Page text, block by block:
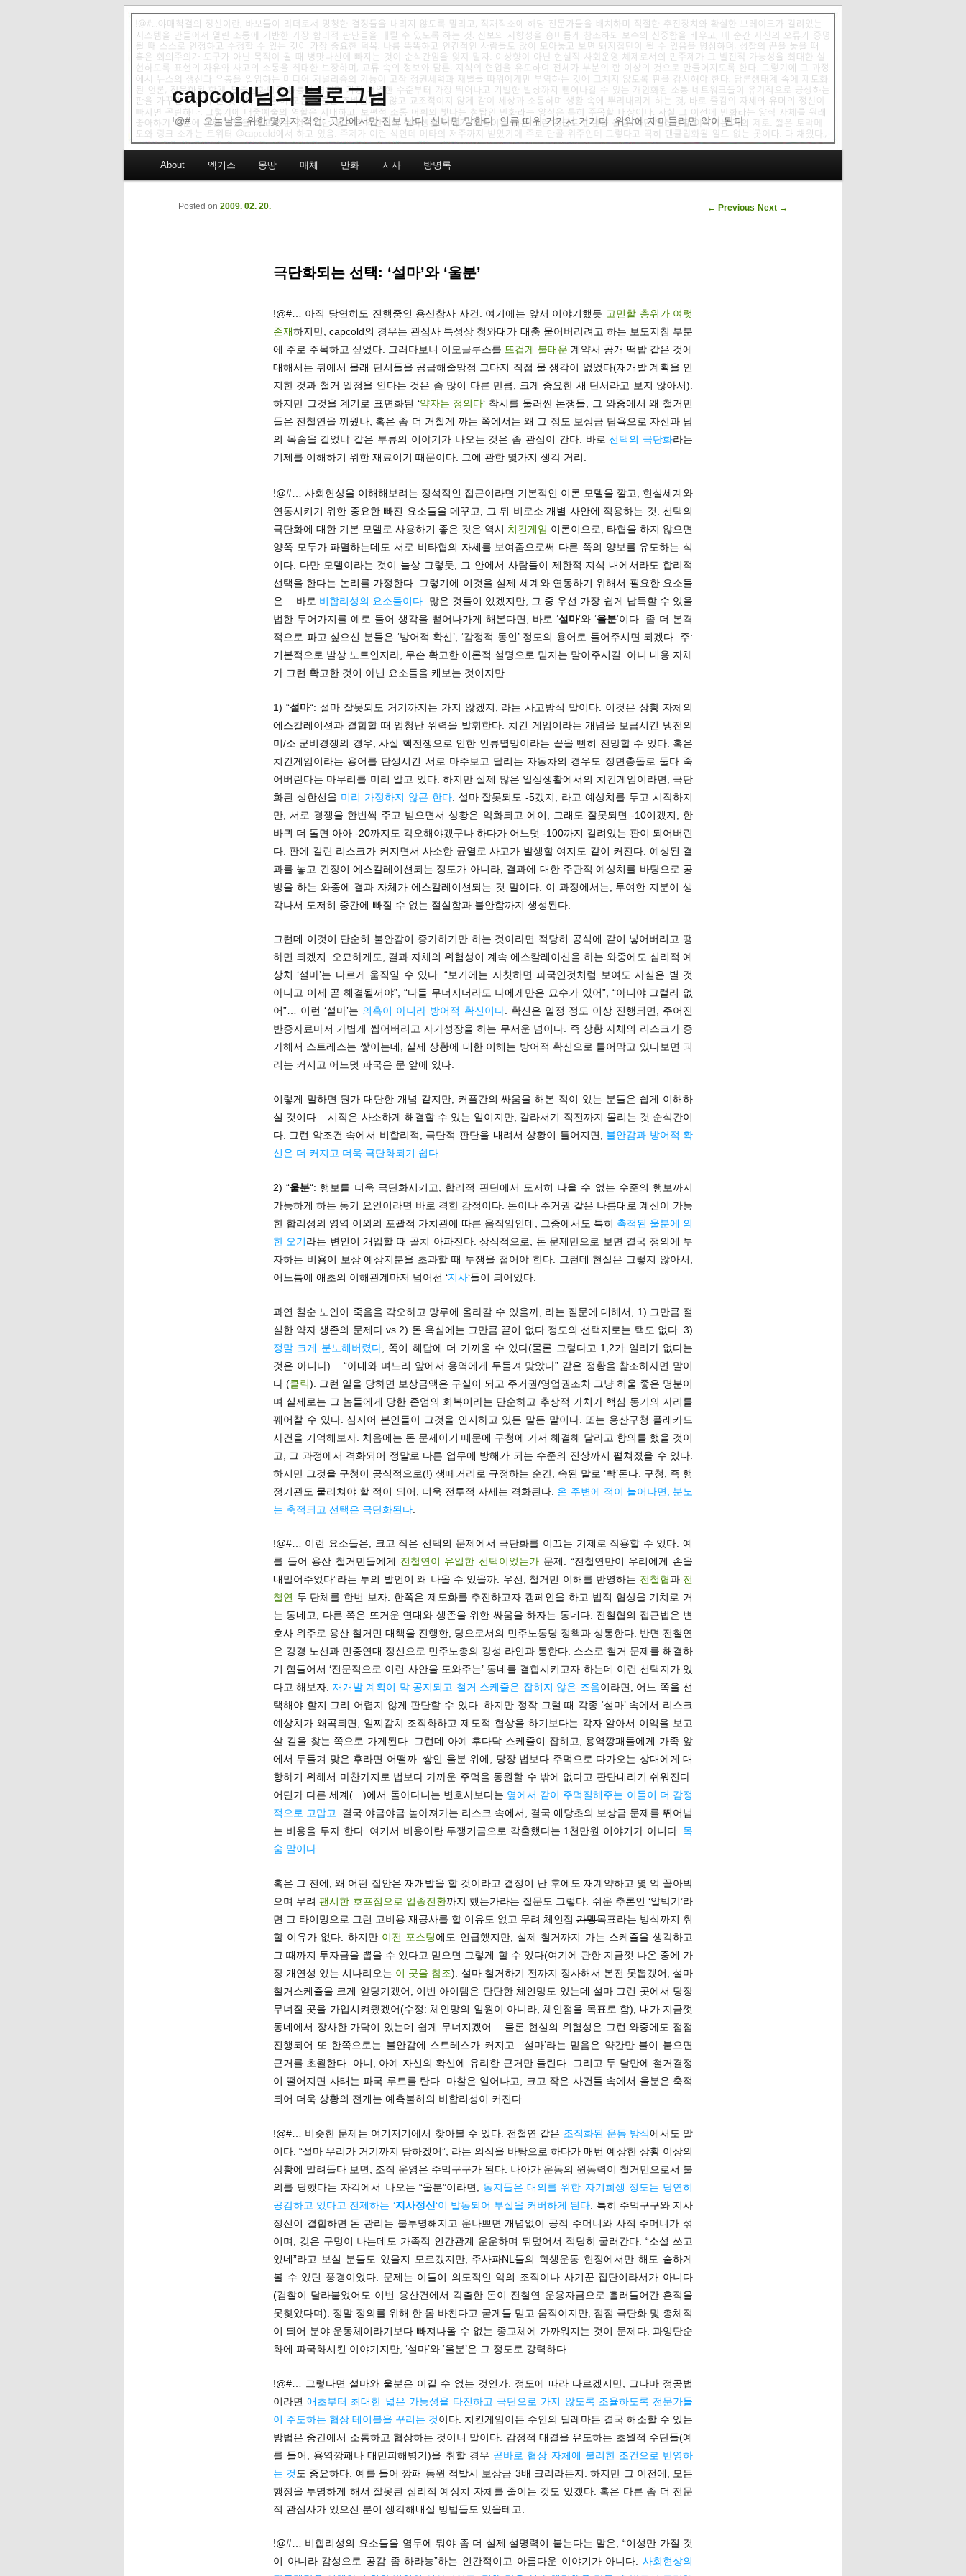
capcold님의 블로그님
!@#… 오늘날을 위한 몇가지 격언: 곳간에서만 진보 난다. 신나면 망한다. 인류 따위 거기서 거기다. 위악에 재미들리면 악이 된다.
Skip to primary content
Skip to secondary content
About 엑기스 몽땅 매체 만화 시사 방명록
Post navigation
← Previous Next →
극단화되는 선택: ‘설마’와 ‘울분’
Posted on 2009. 02. 20.
!@#… 아직 당연히도 진행중인 용산참사 사건. 여기에는 앞서 이야기했듯 고민할 층위가 여럿
존재하지만, capcold의 경우는 관심사 특성상 청와대가 대충 묻어버리려고 하는 보도지침 부분
에 주로 주목하고 싶었다. 그러다보니 이모글루스를 뜨겁게 불태운 계약서 공개 떡밥 같은 것에
대해서는 뒤에서 몰래 단서들을 공급해줄망정 그다지 직접 물 생각이 없었다(재개발 계획을 인
지한 것과 철거 일정을 안다는 것은 좀 많이 다른 만큼, 크게 중요한 새 단서라고 보지 않아서).
하지만 그것을 계기로 표면화된 ‘약자는 정의다‘ 착시를 둘러싼 논쟁들, 그 와중에서 왜 철거민
들은 전철연을 끼웠나, 혹은 좀 더 거칠게 까는 쪽에서는 왜 그 정도 보상금 탐욕으로 자신과 남
의 목숨을 걸었냐 같은 부류의 이야기가 나오는 것은 좀 관심이 간다. 바로선택의 극단화라는
기제를 이해하기 위한 재료이기 때문이다. 그에 관한 몇가지 생각 거리.
!@#… 사회현상을 이해해보려는 정석적인 접근이라면 기본적인 이론 모델을 깔고, 현실세계와
연동시키기 위한 중요한 빠진 요소들을 메꾸고, 그 뒤 비로소 개별 사안에 적용하는 것. 선택의
극단화에 대한 기본 모델로 사용하기 좋은 것은 역시 치킨게임 이론이으로, 타협을 하지 않으면
양쪽 모두가 파멸하는데도 서로 비타협의 자세를 보여줌으로써 다른 쪽의 양보를 유도하는 식
이다. 다만 모델이라는 것이 늘상 그렇듯, 그 안에서 사람들이 제한적 지식 내에서라도 합리적
선택을 한다는 논리를 가정한다. 그렇기에 이것을 실제 세계와 연동하기 위해서 필요한 요소들
은… 바로 비합리성의 요소들이다 . 많은 것들이 있겠지만, 그 중 우선 가장 쉽게 납득할 수 있을
법한 두어가지를 예로 들어 생각을 뻗어나가게 해본다면, 바로 ‘설마‘와 ‘울분‘이다. 좀 더 본격
적으로 파고 싶으신 분들은 ‘방어적 확신’, ‘감정적 동인’ 정도의 용어로 들어주시면 되겠다. 주:
기본적으로 발상 노트인지라, 무슨 확고한 이론적 설명으로 믿지는 말아주시길. 아니 내용 자체
가 그런 확고한 것이 아닌 요소들을 캐보는 것이지만.
1) “설마“: 설마 잘못되도 거기까지는 가지 않겠지, 라는 사고방식 말이다. 이것은 상황 자체의
에스칼레이션과 결합할 때 엄청난 위력을 발휘한다. 치킨 게임이라는 개념을 보급시킨 냉전의
미/소 군비경쟁의 경우, 사실 핵전쟁으로 인한 인류멸망이라는 끝을 뻔히 전망할 수 있다. 혹은
치킨게임이라는 용어를 탄생시킨 서로 마주보고 달리는 자동차의 경우도 정면충돌로 둘다 죽
어버린다는 마무리를 미리 알고 있다. 하지만 실제 많은 일상생활에서의 치킨게임이라면, 극단
화된 상한선을 미리 가정하지 않곤 한다. 설마 잘못되도 -5겠지, 라고 예상치를 두고 시작하지
만, 서로 경쟁을 한번씩 주고 받으면서 상황은 악화되고 에이, 그래도 잘못되면 -10이겠지, 한
바퀴 더 돌면 아아 -20까지도 각오해야겠구나 하다가 어느덧 -100까지 걸려있는 판이 되어버린
다. 판에 걸린 리스크가 커지면서 사소한 균열로 사고가 발생할 여지도 같이 커진다. 예상된 결
과를 놓고 긴장이 에스칼레이션되는 정도가 아니라, 결과에 대한 주관적 예상치를 바탕으로 공
방을 하는 와중에 결과 자체가 에스칼레이션되는 것 말이다. 이 과정에서는, 투여한 지분이 생
각나서 도저히 중간에 빠질 수 없는 절실함과 불안함까지 생성된다.
그런데 이것이 단순히 불안감이 증가하기만 하는 것이라면 적당히 공식에 같이 넣어버리고 땡
하면 되겠지. 오묘하게도, 결과 자체의 위험성이 계속 에스칼레이션을 하는 와중에도 심리적 예
상치 ‘설마’는 다르게 움직일 수 있다. “보기에는 자칫하면 파국인것처럼 보여도 사실은 별 것
아니고 이제 곧 해결될꺼야”, “다들 무너지더라도 나에게만은 묘수가 있어”, “아니야 그럴리 없
어”… 이런 ‘설마’는 의혹이 아니라 방어적 확신이다. 확신은 일정 정도 이상 진행되면, 주어진
반증자료마저 가볍게 씹어버리고 자가성장을 하는 무서운 넘이다. 즉 상황 자체의 리스크가 증
가해서 스트레스는 쌓이는데, 실제 상황에 대한 이해는 방어적 확신으로 틀어막고 있다보면 괴
리는 커지고 어느덧 파국은 문 앞에 있다.
이렇게 말하면 뭔가 대단한 개념 같지만, 커플간의 싸움을 해본 적이 있는 분들은 쉽게 이해하
실 것이다 – 시작은 사소하게 해결할 수 있는 일이지만, 갈라서기 직전까지 몰리는 것 순식간이
다. 그런 악조건 속에서 비합리적, 극단적 판단을 내려서 상황이 틀어지면, 불안감과 방어적 확
신은 더 커지고 더욱 극단화되기 쉽다.
2) “울분“: 행보를 더욱 극단화시키고, 합리적 판단에서 도저히 나올 수 없는 수준의 행보까지
가능하게 하는 동기 요인이라면 바로 격한 감정이다. 돈이나 주거권 같은 나름대로 계산이 가능
한 합리성의 영역 이외의 포괄적 가치관에 따른 움직임인데, 그중에서도 특히 축적된 울분에 의
한 오기라는 변인이 개입할 때 골치 아파진다. 상식적으로, 돈 문제만으로 보면 결국 쟁의에 투
자하는 비용이 보상 예상지분을 초과할 때 투쟁을 접어야 한다. 그런데 현실은 그렇지 않아서,
어느틈에 애초의 이해관계마저 넘어선 ‘지사‘들이 되어있다.
과연 칠순 노인이 죽음을 각오하고 망루에 올라갈 수 있을까, 라는 질문에 대해서, 1) 그만큼 절
실한 약자 생존의 문제다 vs 2) 돈 욕심에는 그만큼 끝이 없다 정도의 선택지로는 택도 없다. 3)
정말 크게 분노해버렸다, 쪽이 해답에 더 가까울 수 있다(물론 그렇다고 1,2가 일리가 없다는
것은 아니다)… “아내와 며느리 앞에서 용역에게 두들겨 맞았다” 같은 정황을 참조하자면 말이
다 (클릭). 그런 일을 당하면 보상금액은 구실이 되고 주거권/영업권조차 그냥 허울 좋은 명분이
며 실제로는 그 놈들에게 당한 존엄의 회복이라는 단순하고 추상적 가치가 핵심 동기의 자리를
꿰어찰 수 있다. 심지어 본인들이 그것을 인지하고 있든 말든 말이다. 또는 용산구청 플래카드
사건을 기억해보자. 처음에는 돈 문제이기 때문에 구청에 가서 해결해 달라고 항의를 했을 것이
고, 그 과정에서 격화되어 정말로 다른 업무에 방해가 되는 수준의 진상까지 펼쳐졌을 수 있다.
하지만 그것을 구청이 공식적으로(!) 생떼거리로 규정하는 순간, 속된 말로 ‘빡’돈다. 구청, 즉 행
정기관도 물리쳐야 할 적이 되어, 더욱 전투적 자세는 격화된다. 온 주변에 적이 늘어나면, 분노
는 축적되고 선택은 극단화된다.
!@#… 이런 요소들은, 크고 작은 선택의 문제에서 극단화를 이끄는 기제로 작용할 수 있다. 예
를 들어 용산 철거민들에게 전철연이 유일한 선택이었는가 문제. “전철연만이 우리에게 손을
내밀어주었다”라는 투의 발언이 왜 나올 수 있을까. 우선, 철거민 이해를 반영하는 전철협과 전
철연 두 단체를 한번 보자. 한쪽은 제도화를 추진하고자 캠페인을 하고 법적 협상을 기치로 거
는 동네고, 다른 쪽은 뜨거운 연대와 생존을 위한 싸움을 하자는 동네다. 전철협의 접근법은 변
호사 위주로 용산 철거민 대책을 진행한, 당으로서의 민주노동당 정책과 상통한다. 반면 전철연
은 강경 노선과 민중연대 정신으로 민주노총의 강성 라인과 통한다. 스스로 철거 문제를 해결하
기 힘들어서 ‘전문적으로 이런 사안을 도와주는’ 동네를 결합시키고자 하는데 이런 선택지가 있
다고 해보자. 재개발 계획이 막 공지되고 철거 스케쥴은 잡히지 않은 즈음이라면, 어느 쪽을 선
택해야 할지 그리 어렵지 않게 판단할 수 있다. 하지만 정작 그럴 때 각종 ‘설마’ 속에서 리스크
예상치가 왜곡되면, 일찌감치 조직화하고 제도적 협상을 하기보다는 각자 알아서 이익을 보고
살 길을 찾는 쪽으로 가게된다. 그런데 아예 후다닥 스케쥴이 잡히고, 용역깡패들에게 가족 앞
에서 두들겨 맞은 후라면 어떨까. 쌓인 울분 위에, 당장 법보다 주먹으로 다가오는 상대에게 대
항하기 위해서 마찬가지로 법보다 가까운 주먹을 동원할 수 밖에 없다고 판단내리기 쉬워진다.
어딘가 다른 세계(…)에서 돌아다니는 변호사보다는 옆에서 같이 주먹질해주는 이들이 더 감정
적으로 고맙고. 결국 야금야금 높아져가는 리스크 속에서, 결국 애당초의 보상금 문제를 뛰어넘
는 비용을 투자 한다. 여기서 비용이란 투쟁기금으로 각출했다는 1천만원 이야기가 아니다. 목
숨 말이다.
혹은 그 전에, 왜 어떤 집안은 재개발을 할 것이라고 결정이 난 후에도 재계약하고 몇 억 꼴아박
으며 무려팬시한 호프점으로 업종전환까지 했는가라는 질문도 그렇다. 쉬운 추론인 ‘알박기’라
면 그 타이밍으로 그런 고비용 재공사를 할 이유도 없고 무려 체인점가맹목표라는 방식까지 취
할 이유가 없다. 하지만 이전 포스팅에도 언급했지만, 실제 철거까지 가는 스케쥴을 생각하고
그 때까지 투자금을 뽑을 수 있다고 믿으면 그렇게 할 수 있다(여기에 관한 지금껏 나온 중에 가
장 개연성 있는 시나리오는 이 곳을 참조). 설마 철거하기 전까지 장사해서 본전 못뽑겠어, 설마
철거스케쥴을 크게 앞당기겠어,이번 아이템은 탄탄한 체인망도 있는데 설마 그런 곳에서 당장
무너질 곳을 가입시켜줬겠어(수정: 체인망의 일원이 아니라, 체인점을 목표로 함), 내가 지금껏
동네에서 장사한 가닥이 있는데 쉽게 무너지겠어… 물론 현실의 위험성은 그런 와중에도 점점
진행되어 또 한쪽으로는 불안감에 스트레스가 커지고. ‘설마’라는 믿음은 약간만 불이 붙으면
근거를 초월한다. 아니, 아예 자신의 확신에 유리한 근거만 들린다. 그리고 두 달만에 철거결정
이 떨어지면 사태는 파국 루트를 탄다. 마찰은 일어나고, 크고 작은 사건들 속에서 울분은 축적
되어 더욱 상황의 전개는 예측불허의 비합리성이 커진다.
!@#… 비슷한 문제는 여기저기에서 찾아볼 수 있다. 전철연 같은 조직화된 운동 방식에서도 말
이다. “설마 우리가 거기까지 당하겠어”, 라는 의식을 바탕으로 하다가 매번 예상한 상황 이상의
상황에 말려들다 보면, 조직 운영은 주먹구구가 된다. 나아가 운동의 원동력이 철거민으로서 불
의를 당했다는 자각에서 나오는 “울분”이라면, 동지들은 대의를 위한 자기희생 정도는 당연히
공감하고 있다고 전제하는 ‘지사정신 ‘이 발동되어 부실을 커버하게 된다 . 특히 주먹구구와 지사
정신이 결합하면 돈 관리는 불투명해지고 운나쁘면 개념없이 공적 주머니와 사적 주머니가 섞
이며, 갖은 구멍이 나는데도 가족적 인간관계 운운하며 뒤덮어서 적당히 굴러간다. “소설 쓰고
있네”라고 보실 분들도 있을지 모르겠지만, 주사파NL들의 학생운동 현장에서만 해도 숱하게
볼 수 있던 풍경이었다. 문제는 이들이 의도적인 악의 조직이나 사기꾼 집단이라서가 아니다
(검찰이 달라붙었어도 이번 용산건에서 각출한 돈이 전철연 운용자금으로 흘러들어간 흔적을
못찾았다며). 정말 정의를 위해 한 몸 바친다고 굳게들 믿고 움직이지만, 점점 극단화 및 총체적
이 되어 분야 운동체이라기보다 빠져나올 수 없는 종교체에 가까워지는 것이 문제다. 과잉단순
화에 파국화시킨 이야기지만, ‘설마’와 ‘울분’은 그 정도로 강력하다.
!@#… 그렇다면 설마와 울분은 이길 수 없는 것인가. 정도에 따라 다르겠지만, 그나마 정공법
이라면애초부터 최대한 넓은 가능성을 타진하고 극단으로 가지 않도록 조율하도록 전문가들
이 주도하는 협상 테이블을 꾸리는 것이다. 치킨게임이든 수인의 딜레마든 결국 해소할 수 있는
방법은 중간에서 소통하고 협상하는 것이니 말이다. 감정적 대결을 유도하는 초월적 수단들(예
를 들어, 용역깡패나 대민피해병기)을 취할 경우 곧바로 협상 자체에 불리한 조건으로 반영하
는 것 도 중요하다. 예를 들어 깡패 동원 적발시 보상금 3배 크리라든지. 하지만 그 이전에, 모든
행정을 투명하게 해서 잘못된 심리적 예상치 자체를 줄이는 것도 있겠다. 혹은 다른 좀 더 전문
적 관심사가 있으신 분이 생각해내실 방법들도 있을테고.
!@#… 비합리성의 요소들을 염두에 둬야 좀 더 실제 설명력이 붙는다는 말은, “이성만 가질 것
이 아니라 감성으로 공감 좀 하라능”하는 인간적이고 아름다운 이야기가 아니다.사회현상의